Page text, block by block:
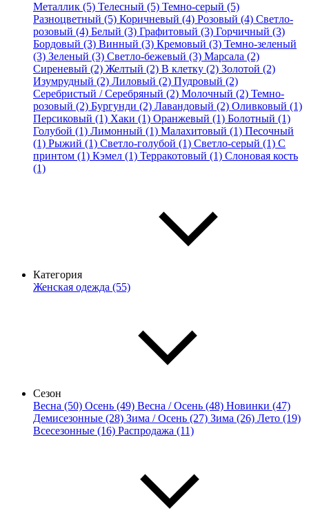
Металлик (5) Телесный (5) Темно-серый (5)
Разноцветный (5) Коричневый (4) Розовый (4) Светло-
розовый (4) Белый (3) Графитовый (3) Горчичный (3)
Бордовый (3) Винный (3) Кремовый (3) Темно-зеленый
(3) Зеленый (3) Светло-бежевый (3) Марсала (2)
Сиреневый (2) Желтый (2) В клетку (2) Золотой (2)
Изумрудный (2) Лиловый (2) Пудровый (2)
Серебристый / Серебряный (2) Молочный (2) Темно-
розовый (2) Бургунди (2) Лавандовый (2) Оливковый (1)
Персиковый (1) Хаки (1) Оранжевый (1) Болотный (1)
Голубой (1) Лимонный (1) Малахитовый (1) Песочный
(1) Рыжий (1) Светло-голубой (1) Светло-серый (1) С
принтом (1) Кэмел (1) Терракотовый (1) Слоновая кость
(1)
Категория
Женская одежда (55)
Сезон
Весна (50) Осень (49) Весна / Осень (48) Новинки (47)
Демисезонные (28) Зима / Осень (27) Зима (26) Лето (19)
Всесезонные (16) Распродажа (11)